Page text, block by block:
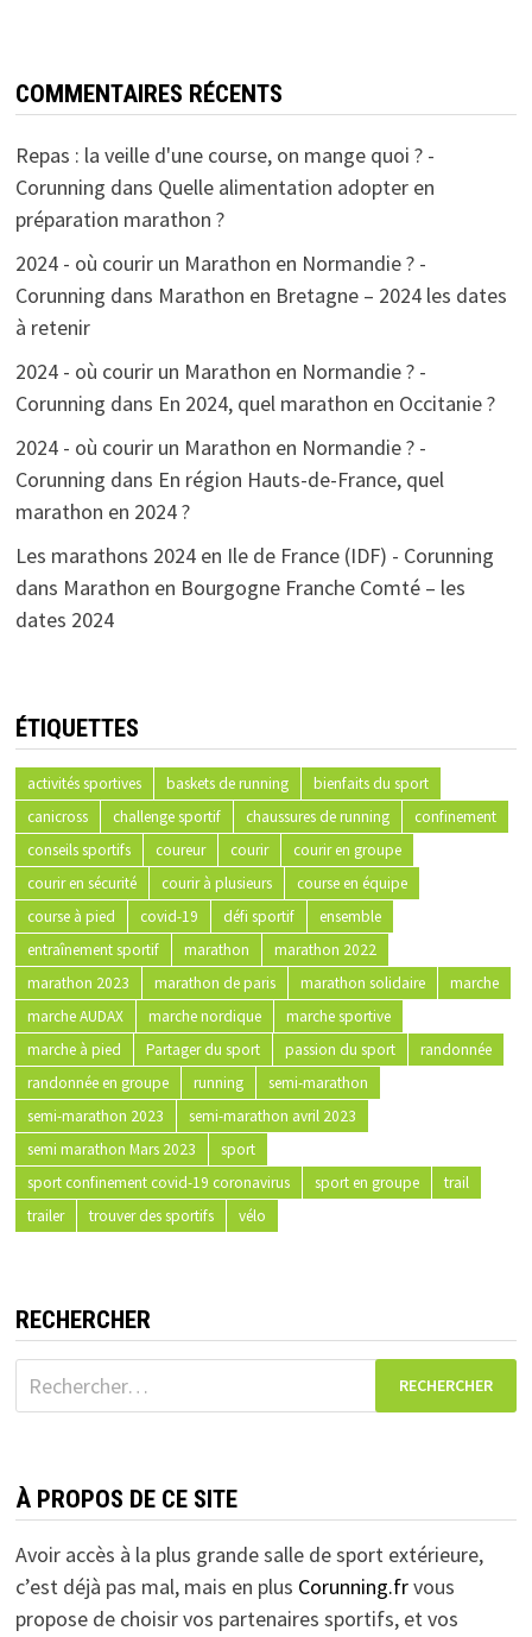
COMMENTAIRES RÉCENTS
Repas : la veille d'une course, on mange quoi ? -
Corunning dans Quelle alimentation adopter en
préparation marathon ?
2024 - où courir un Marathon en Normandie ? -
Corunning dans Marathon en Bretagne – 2024 les dates
à retenir
2024 - où courir un Marathon en Normandie ? -
Corunning dans En 2024, quel marathon en Occitanie ?
2024 - où courir un Marathon en Normandie ? -
Corunning dans En région Hauts-de-France, quel
marathon en 2024 ?
Les marathons 2024 en Ile de France (IDF) - Corunning
dans Marathon en Bourgogne Franche Comté – les
dates 2024
ÉTIQUETTES
activités sportives baskets de running
bienfaits du sport
canicross
challenge sportif chaussures de running
confinement
conseils sportifs
coureur courir
courir en groupe
courir en sécurité
courir à plusieurs
course en équipe
course à pied
covid-19 défi sportif
ensemble
entraînement sportif
marathon
marathon 2022
marathon 2023
marathon de paris marathon solidaire
marche
marche AUDAX
marche nordique
marche sportive
marche à pied
Partager du sport passion du sport
randonnée
randonnée en groupe
running
semi-marathon
semi-marathon 2023
semi-marathon avril 2023
semi marathon Mars 2023
sport
sport confinement covid-19 coronavirus
sport en groupe
trail
trailer
trouver des sportifs vélo
RECHERCHER
Rechercher :
À PROPOS DE CE SITE
Avoir accès à la plus grande salle de sport extérieure,
c’est déjà pas mal, mais en plus Corunning.frvous
propose de choisir vos partenaires sportifs, et vos